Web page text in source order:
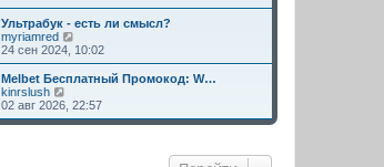
с
о
б
щ
е
и
н
е
м
у
с
о
б
щ
с
л
е
д
н
е
м
у
с
к
п
о
с
л
д
н
Ультрабук - есть ли смысл?
myriamred
е
р
е
т
к
24 сен 2024, 10:02
Melbet Бесплатный Промокод: W…
kinrslush
е
р
02 авг 2026, 22:57